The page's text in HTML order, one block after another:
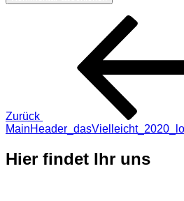
Beitragsnavigation
Zurück
Hier findet Ihr uns